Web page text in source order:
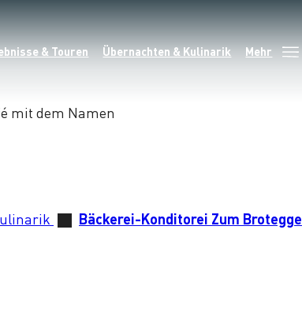
& Touren Übernachten & Kulinarik Mehr
Bäckerei-Konditorei Zum Brotegge